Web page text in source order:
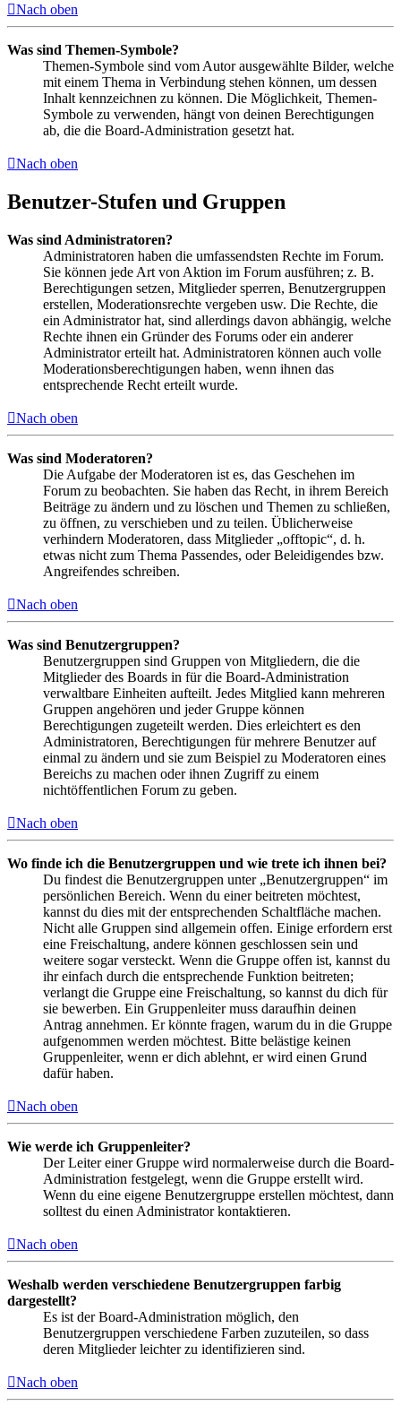
Nach oben
Was sind Themen-Symbole?
Themen-Symbole sind vom Autor ausgewählte Bilder, welche
mit einem Thema in Verbindung stehen können, um dessen
Inhalt kennzeichnen zu können. Die Möglichkeit, Themen-
Symbole zu verwenden, hängt von deinen Berechtigungen
ab, die die Board-Administration gesetzt hat.
Nach oben
Benutzer-Stufen und Gruppen
Was sind Administratoren?
Administratoren haben die umfassendsten Rechte im Forum.
Sie können jede Art von Aktion im Forum ausführen; z. B.
Berechtigungen setzen, Mitglieder sperren, Benutzergruppen
erstellen, Moderationsrechte vergeben usw. Die Rechte, die
ein Administrator hat, sind allerdings davon abhängig, welche
Rechte ihnen ein Gründer des Forums oder ein anderer
Administrator erteilt hat. Administratoren können auch volle
Moderationsberechtigungen haben, wenn ihnen das
entsprechende Recht erteilt wurde.
Nach oben
Was sind Moderatoren?
Die Aufgabe der Moderatoren ist es, das Geschehen im
Forum zu beobachten. Sie haben das Recht, in ihrem Bereich
Beiträge zu ändern und zu löschen und Themen zu schließen,
zu öffnen, zu verschieben und zu teilen. Üblicherweise
verhindern Moderatoren, dass Mitglieder „offtopic“, d. h.
etwas nicht zum Thema Passendes, oder Beleidigendes bzw.
Angreifendes schreiben.
Nach oben
Was sind Benutzergruppen?
Benutzergruppen sind Gruppen von Mitgliedern, die die
Mitglieder des Boards in für die Board-Administration
verwaltbare Einheiten aufteilt. Jedes Mitglied kann mehreren
Gruppen angehören und jeder Gruppe können
Berechtigungen zugeteilt werden. Dies erleichtert es den
Administratoren, Berechtigungen für mehrere Benutzer auf
einmal zu ändern und sie zum Beispiel zu Moderatoren eines
Bereichs zu machen oder ihnen Zugriff zu einem
nichtöffentlichen Forum zu geben.
Nach oben
Wo finde ich die Benutzergruppen und wie trete ich ihnen bei?
Du findest die Benutzergruppen unter „Benutzergruppen“ im
persönlichen Bereich. Wenn du einer beitreten möchtest,
kannst du dies mit der entsprechenden Schaltfläche machen.
Nicht alle Gruppen sind allgemein offen. Einige erfordern erst
eine Freischaltung, andere können geschlossen sein und
weitere sogar versteckt. Wenn die Gruppe offen ist, kannst du
ihr einfach durch die entsprechende Funktion beitreten;
verlangt die Gruppe eine Freischaltung, so kannst du dich für
sie bewerben. Ein Gruppenleiter muss daraufhin deinen
Antrag annehmen. Er könnte fragen, warum du in die Gruppe
aufgenommen werden möchtest. Bitte belästige keinen
Gruppenleiter, wenn er dich ablehnt, er wird einen Grund
dafür haben.
Nach oben
Wie werde ich Gruppenleiter?
Der Leiter einer Gruppe wird normalerweise durch die Board-
Administration festgelegt, wenn die Gruppe erstellt wird.
Wenn du eine eigene Benutzergruppe erstellen möchtest, dann
solltest du einen Administrator kontaktieren.
Nach oben
Weshalb werden verschiedene Benutzergruppen farbig
dargestellt?
Es ist der Board-Administration möglich, den
Benutzergruppen verschiedene Farben zuzuteilen, so dass
deren Mitglieder leichter zu identifizieren sind.
Nach oben